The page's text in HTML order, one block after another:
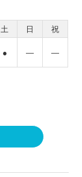
土 日
祝
● ― ―